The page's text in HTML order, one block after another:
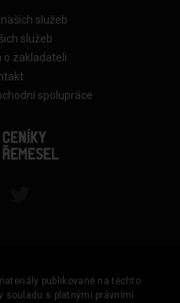
služeb
služeb
o zakladateli
spolupráce
publikované na těchto
souladu s platnými právními